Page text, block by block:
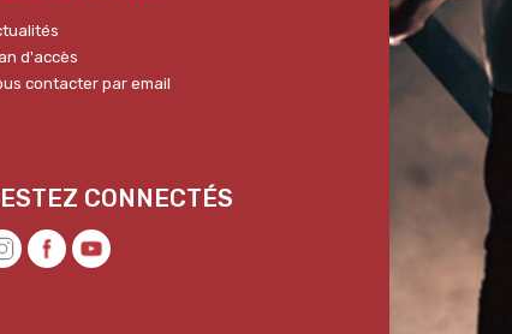
d'accès
contacter par email